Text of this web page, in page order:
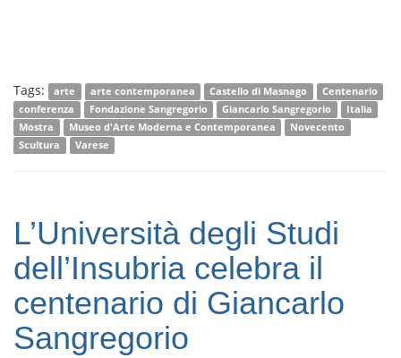
Tags: arte arte contemporanea Castello di Masnago
Centenario
conferenza
Fondazione Sangregorio Giancarlo Sangregorio
Italia
Mostra
Museo d'Arte Moderna e Contemporanea
Novecento
Scultura
Varese
L’Università degli Studi
dell’Insubria celebra il
centenario di Giancarlo
Sangregorio